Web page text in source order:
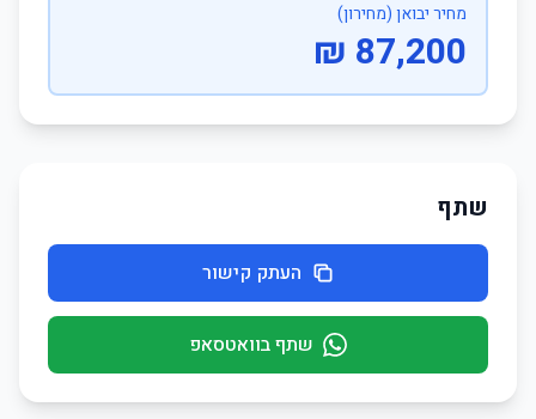
מחיר יבואן (מחירון)
87,200 ₪
שתף
העתק קישור
שתף בוואטסאפ